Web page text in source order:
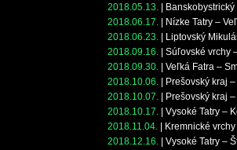
2018.05.13.
2018.06.17.
Nízke Tatry –
2018.06.23.
Liptovský
2018.09.16.
Súľovské vrchy
2018.09.30.
Veľká Fatra –
2018.10.06.
Prešovský kraj
2018.10.07.
Prešovský kraj
2018.10.17.
Vysoké Tatry –
2018.11.04.
Kremnické
2018.12.16.
Vysoké Tatry –